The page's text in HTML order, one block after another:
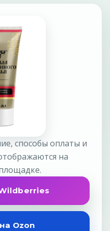
способы оплаты и
на
Ozon